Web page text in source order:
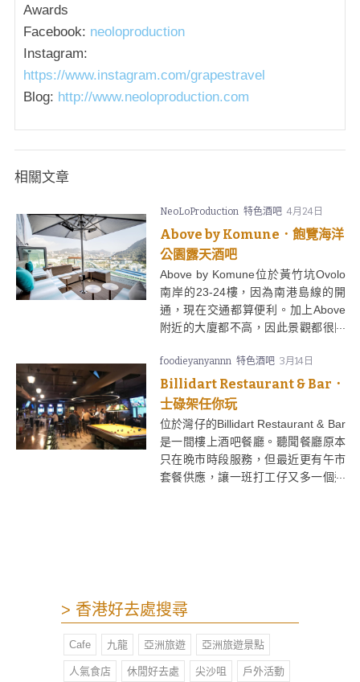
Awards
Facebook: neoloproduction
Instagram:
https://www.instagram.com/grapestravel
Blog: http://www.neoloproduction.com
相關文章
NeoLoProduction 特色酒吧 4月24日
Above by Komune．飽覽海洋
公園露天酒吧
Above by Komune位於黃竹坑Ovolo
南岸的23-24樓，因為南港島線的開
通，現在交通都算便利。加上Above
附近的大廈都不高，因此景觀都很開
處，不過附近並沒有甚麼地方好走，
如果是去完海洋公園過來，倒還是一
個不錯的選擇。
foodieyanyannn 特色酒吧 3月14日
Billidart Restaurant & Bar．
士碌架任你玩
位於灣仔的Billidart Restaurant & Bar
是一間樓上酒吧餐廳。聽聞餐廳原本
只在晩市時段服務，但最近更有午市
套餐供應，讓一班打工仔又多一個選
> 香港好去處搜尋
Cafe 九龍 亞洲旅遊 亞洲旅遊景點
人氣食店 休閒好去處 尖沙咀 戶外活動